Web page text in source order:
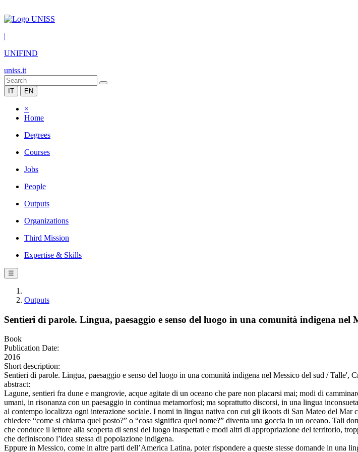
|
UNIFIND
uniss.it
IT EN
×
Home
Degrees
Courses
Jobs
People
Outputs
Organizations
Third Mission
Expertise & Skills
☰
Outputs
Sentieri di parole. Lingua, paesaggio e senso del luogo in una comunità indigena nel
Book
Publication Date:
2016
Short description:
Sentieri di parole. Lingua, paesaggio e senso del luogo in una comunità indigena nel Messico del sud / Talle',
abstract:
Lagune, sentieri fra dune e mangrovie, acque agitate di un oceano che pare non placarsi mai; modi di
umani, in risonanza con un paesaggio in continua metamorfosi; ma soprattutto discorsi, in una lingua
al contempo localizza ogni interazione sociale. I nomi in lingua nativa con cui gli ikoots di San Mateo del
chiedere “come si chiama quel posto?” o “cosa significa quel nome?” diventa una goccia in un oceano. Tali
che conduce il lettore alla scoperta di sensi del luogo inaspettati e modi altri di appropriazione del territorio,
che definiscono l’idea stessa di popolazione indigena.
Eppure in Messico, come in altre parti dell’America Latina, poter rispondere a queste stesse domande in